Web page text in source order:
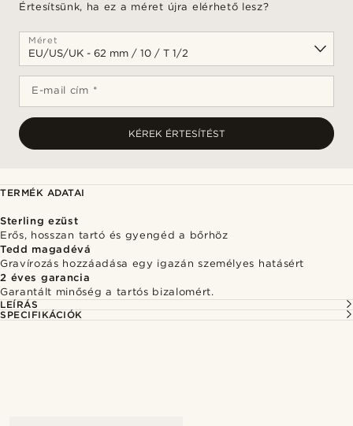
Értesítsünk, ha ez a méret újra elérhető lesz?
Méret
E-mail cím *
KÉREK ÉRTESÍTÉST
TERMÉK ADATAI
Sterling ezüst
Erős, hosszan tartó és gyengéd a bőrhöz
Tedd magadévá
Gravírozás hozzáadása egy igazán személyes hatásért
2 éves garancia
Garantált minőség a tartós bizalomért.
LEÍRÁS
SPECIFIKÁCIÓK